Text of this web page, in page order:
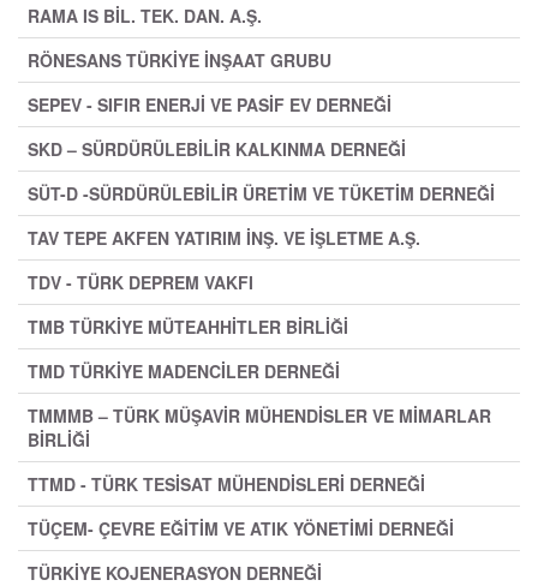
RAMA IS BİL. TEK. DAN. A.Ş.
RÖNESANS TÜRKİYE İNŞAAT GRUBU
SEPEV - SIFIR ENERJİ VE PASİF EV DERNEĞİ
SKD – SÜRDÜRÜLEBİLİR KALKINMA DERNEĞİ
SÜT-D -SÜRDÜRÜLEBİLİR ÜRETİM VE TÜKETİM DERNEĞİ
TAV TEPE AKFEN YATIRIM İNŞ. VE İŞLETME A.Ş.
TDV - TÜRK DEPREM VAKFI
TMB TÜRKİYE MÜTEAHHİTLER BİRLİĞİ
TMD TÜRKİYE MADENCİLER DERNEĞİ
TMMMB – TÜRK MÜŞAVİR MÜHENDİSLER VE MİMARLAR
BİRLİĞİ
TTMD - TÜRK TESİSAT MÜHENDİSLERİ DERNEĞİ
TÜÇEM- ÇEVRE EĞİTİM VE ATIK YÖNETİMİ DERNEĞİ
TÜRKİYE KOJENERASYON DERNEĞİ